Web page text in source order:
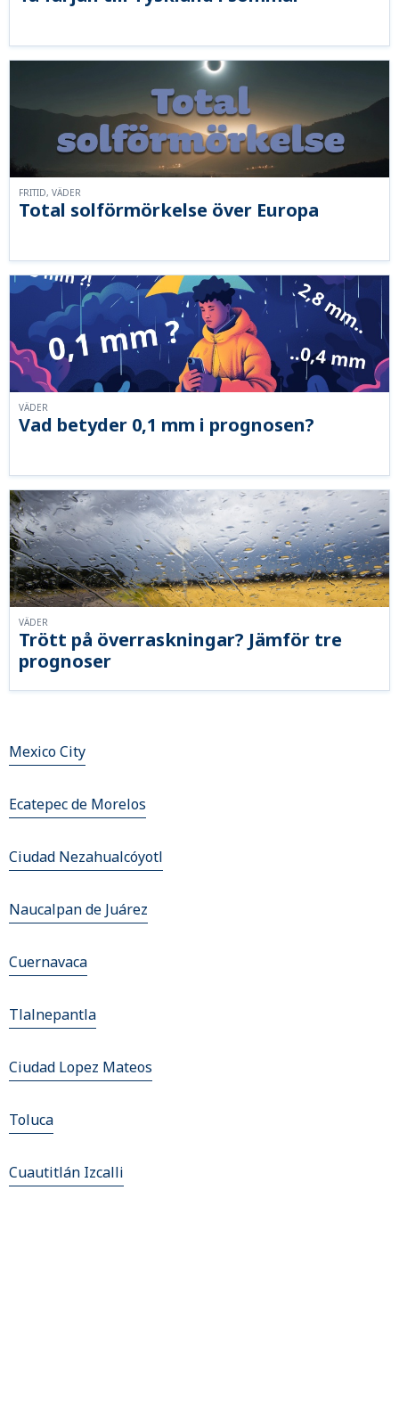
Total solförmörkelse över Europa
FRITID, VÄDER
Vad betyder 0,1 mm i prognosen?
VÄDER
Trött på överraskningar? Jämför tre
prognoser
VÄDER
Mexico City
Ecatepec de Morelos
Ciudad Nezahualcóyotl
Naucalpan de Juárez
Cuernavaca
Tlalnepantla
Ciudad Lopez Mateos
Toluca
Cuautitlán Izcalli